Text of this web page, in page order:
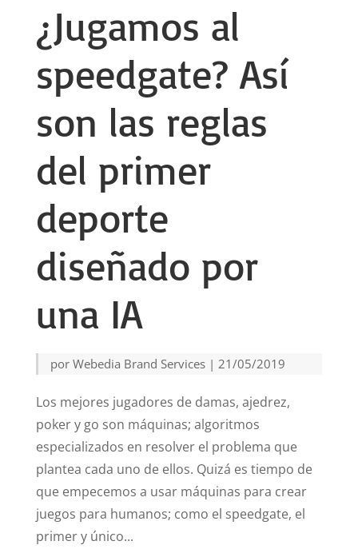
¿Jugamos al
speedgate? Así
son las reglas
del primer
deporte
diseñado por
una IA
por Webedia Brand Services| 21/05/2019
Los mejores jugadores de damas, ajedrez,
poker y go son máquinas; algoritmos
especializados en resolver el problema que
plantea cada uno de ellos. Quizá es tiempo de
que empecemos a usar máquinas para crear
juegos para humanos; como el speedgate, el
primer y único...